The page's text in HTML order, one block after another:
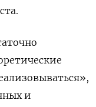
и